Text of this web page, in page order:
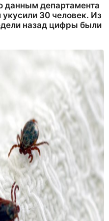
данным департамента
30 человек. Из
назад цифры были